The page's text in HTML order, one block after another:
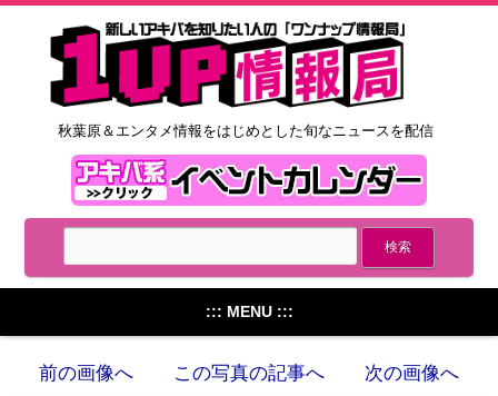
秋葉原＆エンタメ情報をはじめとした旬なニュースを配信
::: MENU :::
前の画像へ この写真の記事へ 次の画像へ